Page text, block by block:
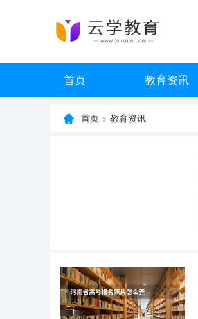
首页 教育资讯
首页 > 教育资讯